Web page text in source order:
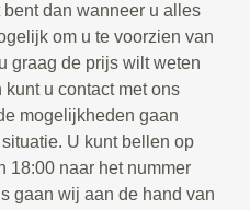
dan wanneer u alles
om u te voorzien van
graag de prijs wilt weten
u contact met ons
mogelijkheden gaan
U kunt bellen op
18:00 naar het nummer
gaan wij aan de hand van